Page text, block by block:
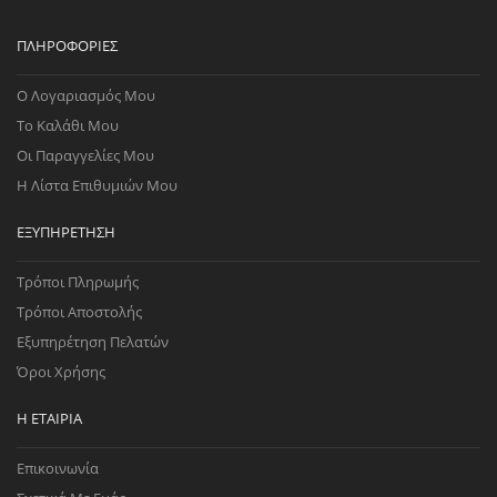
ΠΛΗΡΟΦΟΡΊΕΣ
Ο Λογαριασμός Μου
Το Καλάθι Μου
Οι Παραγγελίες Μου
Η Λίστα Επιθυμιών Μου
ΕΞΥΠΗΡΈΤΗΣΗ
Τρόποι Πληρωμής
Τρόποι Αποστολής
Εξυπηρέτηση Πελατών
Όροι Χρήσης
Η ΕΤΑΙΡΊΑ
Επικοινωνία